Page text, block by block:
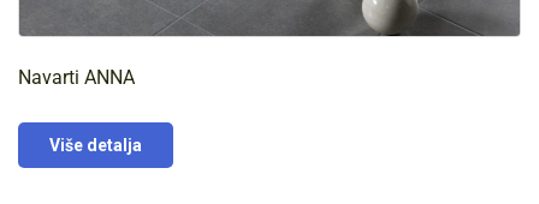
Navarti ANNA
Više detalja